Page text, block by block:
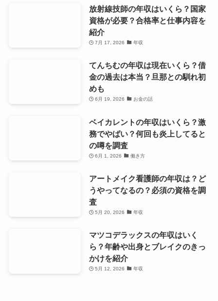
放射線技師の年収はいくら？国家
資格が必要？合格率と仕事内容を
紹介
7月 17, 2026 年収
てんちむの年収は現在いくら？借
金の過去は本当？旦那との馴れ初
めも
6月 19, 2026 お金の話
ベイカレントの年収はいくら？激
務でやばい？何回も炎上してると
の噂を調査
6月 1, 2026 働き方
アートメイク看護師の年収は？ど
うやってなるの？必須の資格を調
査
5月 20, 2026 年収
マツコデラックスの年収はいく
ら？年齢や出身とブレイクのきっ
かけを紹介
5月 12, 2026 年収